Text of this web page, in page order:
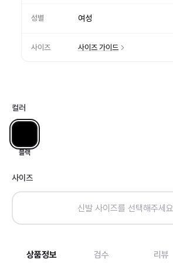
성별 여성
사이즈 사이즈 가이드
컬러
블랙
사이즈
신발 사이즈를 선택해주세요
상품정보 검수 리뷰